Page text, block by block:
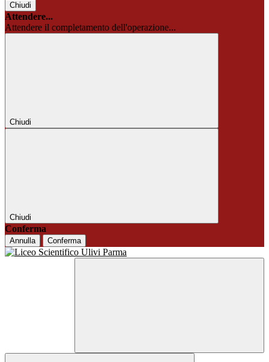
Chiudi
Attendere...
Attendere il completamento dell'operazione...
Chiudi
Chiudi
Conferma
Annulla Conferma